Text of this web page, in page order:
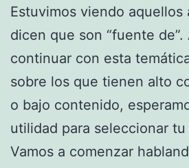
Estuvimos viendo aquellos
dicen que son “fuente
continuar con esta
sobre los que tienen alto
o bajo contenido,
utilidad para seleccionar tu
Vamos a comenzar